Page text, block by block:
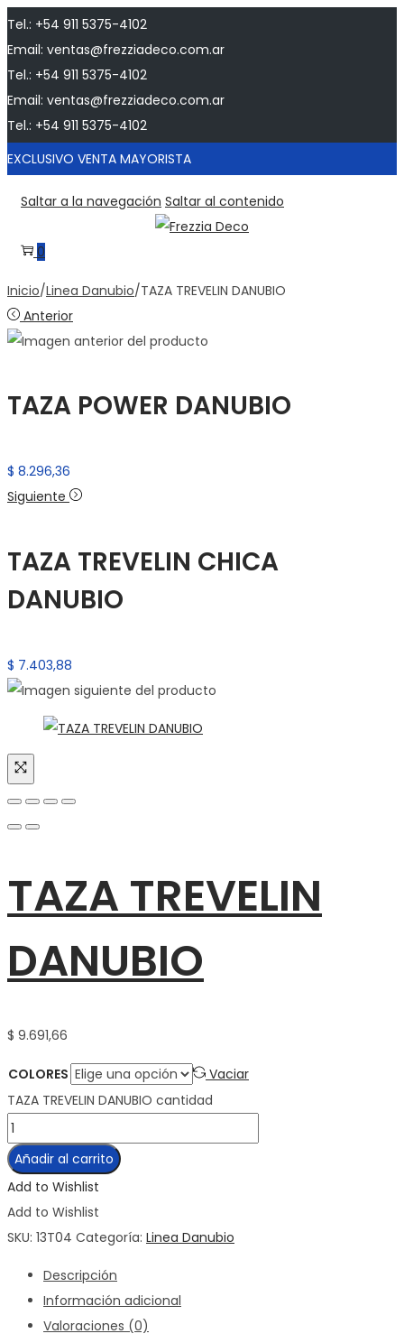
Tel.: +54 911 5375-4102
Email: ventas@frezziadeco.com.ar
Tel.: +54 911 5375-4102
Email: ventas@frezziadeco.com.ar
Tel.: +54 911 5375-4102
EXCLUSIVO VENTA MAYORISTA
Saltar a la navegación Saltar al contenido
0
Inicio/Linea Danubio/TAZA TREVELIN DANUBIO
Anterior
TAZA POWER DANUBIO
$ 8.296,36
Siguiente
TAZA TREVELIN CHICA
DANUBIO
$ 7.403,88
TAZA TREVELIN
DANUBIO
$ 9.691,66
COLORES
Vaciar
TAZA TREVELIN DANUBIO cantidad
Añadir al carrito
Add to Wishlist
Add to Wishlist
SKU: 13T04 Categoría: Linea Danubio
Descripción
Información adicional
Valoraciones (0)